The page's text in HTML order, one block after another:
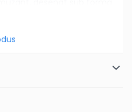
pe sotii. Aceasta
jocului este sa scapi
incheie.